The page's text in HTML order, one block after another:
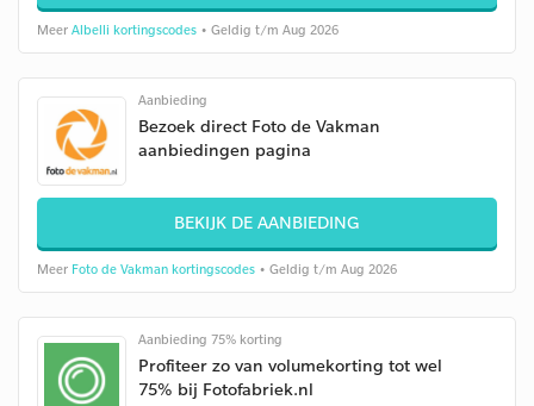
Meer Albelli kortingscodes • Geldig t/m Aug 2026
Aanbieding
Bezoek direct Foto de Vakman
aanbiedingen pagina
BEKIJK DE AANBIEDING
Meer Foto de Vakman kortingscodes • Geldig t/m Aug 2026
Aanbieding 75% korting
Profiteer zo van volumekorting tot wel
75% bij Fotofabriek.nl